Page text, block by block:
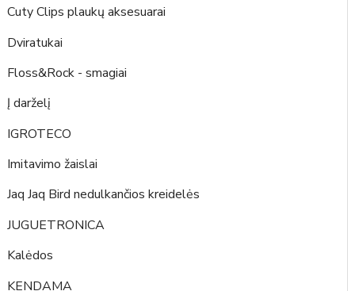
Cuty Clips plaukų aksesuarai
Dviratukai
Floss&Rock - smagiai
Į darželį
IGROTECO
Imitavimo žaislai
Jaq Jaq Bird nedulkančios kreidelės
JUGUETRONICA
Kalėdos
KENDAMA